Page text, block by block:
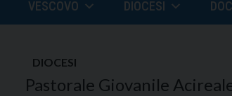
VESCOVO DIOCESI
DIOCESI
Pastorale Giovanile